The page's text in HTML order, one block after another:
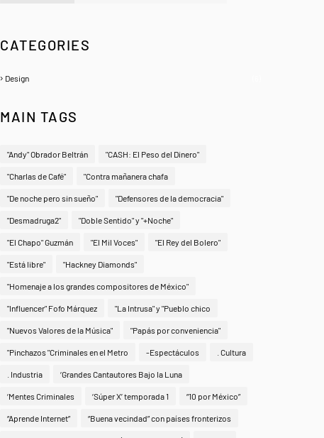
CATEGORIES
Design
MAIN TAGS
"Andy" Obrador Beltrán "CASH: El Peso del Dinero"
"Charlas de Café" "Contra mañanera chafa
"De noche pero sin sueño" "Defensores de la democracia"
"Desmadruga2" "Doble Sentido" y "+Noche"
"El Chapo" Guzmán "El Mil Voces" "El Rey del Bolero"
"Está libre" "Hackney Diamonds"
"Homenaje a los grandes compositores de México"
"Influencer" Fofo Márquez "La Intrusa" y "Pueblo chico
"Nuevos Valores de la Música" "Papás por conveniencia"
"Pinchazos "Criminales en el Metro -Espectáculos . Cultura
. Industria ‘Grandes Cantautores Bajo la Luna
‘Mentes Criminales ‘Súper X’ temporada 1 “10 por México”
“Aprende Internet” “Buena vecindad” con países fronterizos